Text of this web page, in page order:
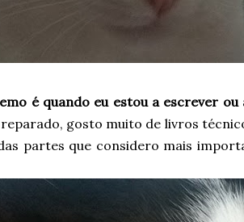
é quando eu estou a escrever
gosto muito de livros
partes que considero mais